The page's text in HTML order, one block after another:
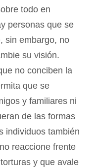
todo en
personas que se
sin embargo, no
su visión.
no conciben la
que se
y familiares ni
de las formas
individuos también
reaccione frente
y que avale